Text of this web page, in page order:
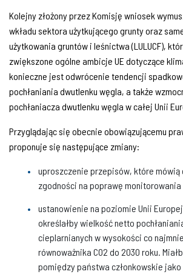
Kolejny złożony przez Komisję wniosek
wkładu sektora użytkującego grunty oraz
użytkowania gruntów i leśnictwa (LULUCF),
zwiększone ogólne ambicje UE dotyczące
konieczne jest odwrócenie tendencji
pochłaniania dwutlenku węgla, a także
pochłaniacza dwutlenku węgla w całej Unii
Przyglądając się obecnie obowiązującemu
proponuje się następujące zmiany:
uproszczenie przepisów, które mówią
zgodności na poprawę
ustanowienie na poziomie Unii
określałby wielkość netto
cieplarnianych w wysokości co
równoważnika CO2 do 2030 roku.
pomiędzy państwa członkowskie jako